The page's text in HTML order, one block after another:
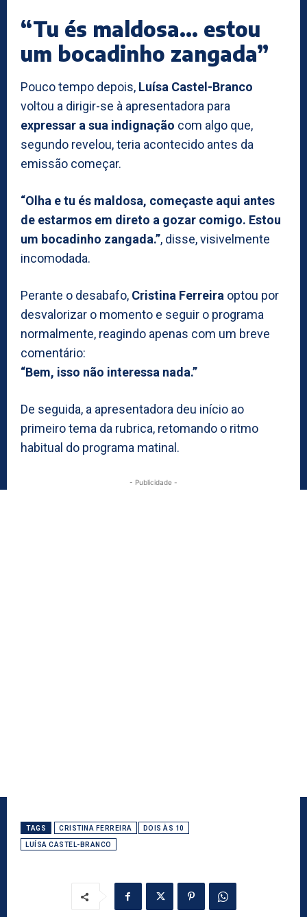
“Tu és maldosa… estou
um bocadinho zangada”
Pouco tempo depois, Luísa Castel-Branco
voltou a dirigir-se à apresentadora para
expressar a sua indignação com algo que,
segundo revelou, teria acontecido antes da
emissão começar.
“Olha e tu és maldosa, começaste aqui antes
de estarmos em direto a gozar comigo. Estou
um bocadinho zangada.”, disse, visivelmente
incomodada.
Perante o desabafo, Cristina Ferreira optou por
desvalorizar o momento e seguir o programa
normalmente, reagindo apenas com um breve
comentário:
“Bem, isso não interessa nada.”
De seguida, a apresentadora deu início ao
primeiro tema da rubrica, retomando o ritmo
habitual do programa matinal.
- Publicidade -
TAGS CRISTINA FERREIRA DOIS ÀS 10
LUÍSA CASTEL-BRANCO